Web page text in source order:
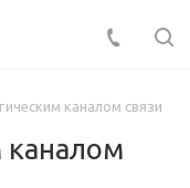
каналом связи
каналом